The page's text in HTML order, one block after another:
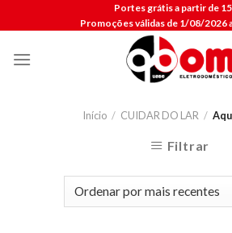
to
Portes grátis a partir de
Promoções válidas de 1/08/2026
Início / CUIDAR DO LAR /
Filtrar